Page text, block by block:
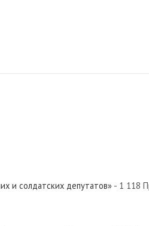
и солдатских депутатов» - 1 118